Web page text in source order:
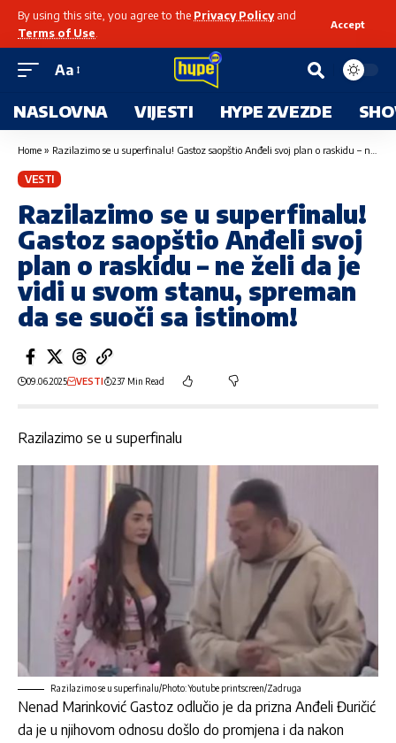
By using this site, you agree to the Privacy Policyand
Terms of Use
Accept
Aa
NASLOVNA VIJESTI HYPE ZVEZDE
Home » Razilazimo se u superfinalu! Gastoz saopštio Anđeli svoj plan o raskidu – ne želi da je vidi u svom stanu, spreman da se suoči sa istinom!
VESTI
Razilazimo se u superfinalu!
Gastoz saopštio Anđeli svoj
plan o raskidu – ne želi da je
vidi u svom stanu, spreman
da se suoči sa istinom!
09.06.2025 VESTI 237 Min Read
Razilazimo se u superfinalu
Razilazimo se u superfinalu/Photo: Youtube printscreen/Zadruga
Nenad Marinković Gastoz odlučio je da prizna Anđeli Đuričić
da je u njihovom odnosu došlo do promjena i da nakon